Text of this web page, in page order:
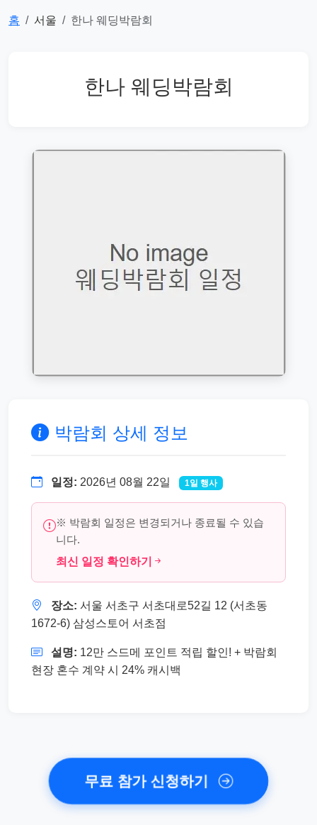
홈 서울 한나 웨딩박람회
한나 웨딩박람회
박람회 상세 정보
일정: 2026년 08월 22일 1일 행사
※ 박람회 일정은 변경되거나 종료될 수 있습
니다.
최신 일정 확인하기
장소: 서울 서초구 서초대로52길 12 (서초동
1672-6) 삼성스토어 서초점
설명: 12만 스드메 포인트 적립 할인! + 박람회
현장 혼수 계약 시 24% 캐시백
무료 참가 신청하기